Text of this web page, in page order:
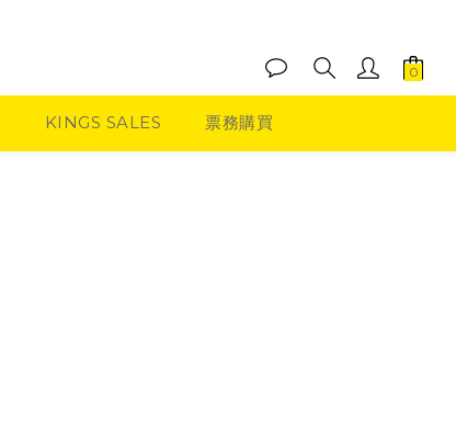
KINGS SALES 票務購買